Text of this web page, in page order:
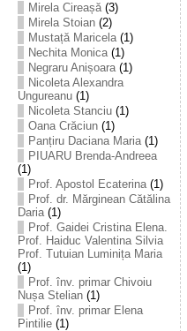
Mirela Cireașă(3)
Mirela Stoian(2)
Mustață Maricela(1)
Nechita Monica(1)
Negraru Anișoara(1)
Nicoleta Alexandra
Ungureanu(1)
Nicoleta Stanciu(1)
Oana Crăciun(1)
Panțiru Daciana Maria(1)
PIUARU Brenda-Andreea
(1)
Prof. Apostol Ecaterina(1)
Prof. dr. Mărginean Cătălina
Daria(1)
Prof. Gaidei Cristina Elena.
Prof. Haiduc Valentina Silvia
Prof. Tutuian Luminița Maria
(1)
Prof. înv. primar Chivoiu
Nușa Stelian(1)
Prof. înv. primar Elena
Pintilie(1)